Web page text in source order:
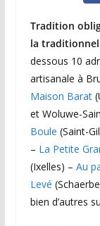
Tradition
la
dessous 10
artisanale à
Maison Barat
et Woluwe-
Boule (Saint-
– La Petite
(Ixelles) – Au
Levé
bien d’autres